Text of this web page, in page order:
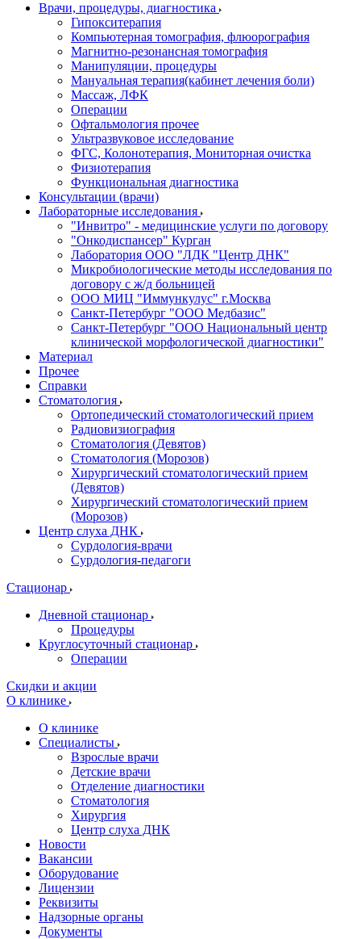
Врачи, процедуры, диагностика
Гипокситерапия
Компьютерная томография, флюорография
Магнитно-резонансная томография
Манипуляции, процедуры
Мануальная терапия(кабинет лечения боли)
Массаж, ЛФК
Операции
Офтальмология прочее
Ультразвуковое исследование
ФГС, Колонотерапия, Мониторная очистка
Физиотерапия
Функциональная диагностика
Консультации (врачи)
Лабораторные исследования
"Инвитро" - медицинские услуги по договору
"Онкодиспансер" Курган
Лаборатория ООО "ЛДК "Центр ДНК"
Микробиологические методы исследования по
договору с ж/д больницей
ООО МИЦ "Иммункулус" г.Москва
Санкт-Петербург "ООО Медбазис"
Санкт-Петербург "ООО Национальный центр
клинической морфологической диагностики"
Материал
Прочее
Справки
Стоматология
Ортопедический стоматологический прием
Радиовизиография
Стоматология (Девятов)
Стоматология (Морозов)
Хирургический стоматологический прием
(Девятов)
Хирургический стоматологический прием
(Морозов)
Центр слуха ДНК
Сурдология-врачи
Сурдология-педагоги
Стационар
Дневной стационар
Процедуры
Круглосуточный стационар
Операции
Скидки и акции
О клинике
О клинике
Специалисты
Взрослые врачи
Детские врачи
Отделение диагностики
Стоматология
Хирургия
Центр слуха ДНК
Новости
Вакансии
Оборудование
Лицензии
Реквизиты
Надзорные органы
Документы